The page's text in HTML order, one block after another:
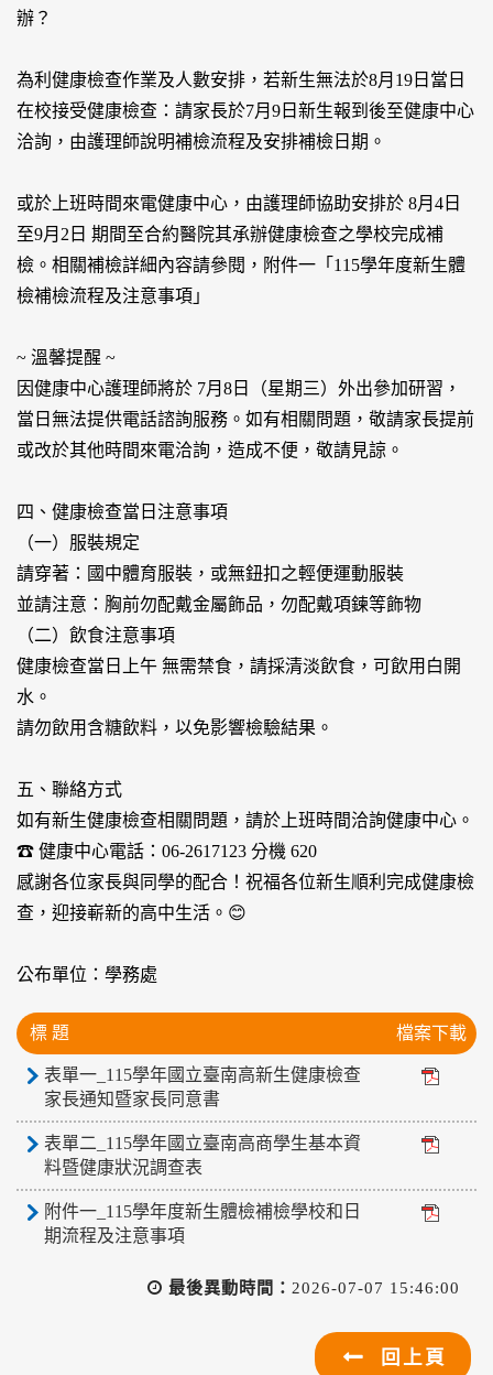
辦？
為利健康檢查作業及人數安排，若新生無法於8月19日當日
在校接受健康檢查：請家長於7月9日新生報到後至健康中心
洽詢，由護理師說明補檢流程及安排補檢日期。
或於上班時間來電健康中心，由護理師協助安排於 8月4日
至9月2日 期間至合約醫院其承辦健康檢查之學校完成補
檢。相關補檢詳細內容請參閱，附件一「115學年度新生體
檢補檢流程及注意事項」
~ 溫馨提醒 ~
因健康中心護理師將於 7月8日（星期三）外出參加研習，
當日無法提供電話諮詢服務。如有相關問題，敬請家長提前
或改於其他時間來電洽詢，造成不便，敬請見諒。
四、健康檢查當日注意事項
（一）服裝規定
請穿著：國中體育服裝，或無鈕扣之輕便運動服裝
並請注意：胸前勿配戴金屬飾品，勿配戴項鍊等飾物
（二）飲食注意事項
健康檢查當日上午 無需禁食，請採清淡飲食，可飲用白開
水。
請勿飲用含糖飲料，以免影響檢驗結果。
五、聯絡方式
如有新生健康檢查相關問題，請於上班時間洽詢健康中心。
☎ 健康中心電話：06-2617123 分機 620
感謝各位家長與同學的配合！祝福各位新生順利完成健康檢
查，迎接嶄新的高中生活。😊
公布單位：學務處
標 題 檔案下載
表單一_115學年國立臺南高新生健康檢查
家長通知暨家長同意書
表單二_115學年國立臺南高商學生基本資
料暨健康狀況調查表
附件一_115學年度新生體檢補檢學校和日
期流程及注意事項
最後異動時間： 2026-07-07 15:46:00
回上頁